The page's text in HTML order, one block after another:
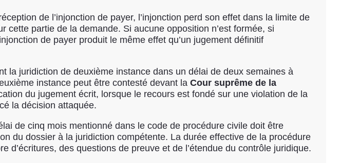
de l’injonction de payer, l’injonction perd son effet dans la limite de
cette partie de la demande. Si aucune opposition n’est formée, si
de payer produit le même effet qu’un jugement définitif
la juridiction de deuxième instance dans un délai de deux semaines à
instance peut être contesté devant laCour suprême de la
du jugement écrit, lorsque le recours est fondé sur une violation de la
la décision attaquée.
de cinq mois mentionné dans le code de procédure civile doit être
du dossier à la juridiction compétente. La durée effective de la procédure
des questions de preuve et de l’étendue du contrôle juridique.